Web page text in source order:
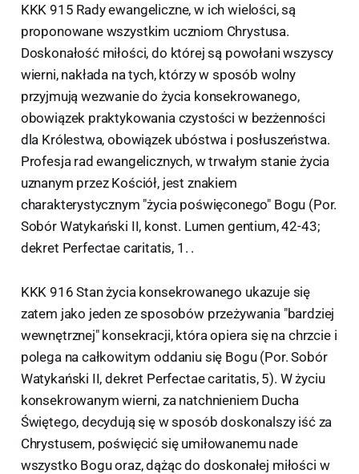
KKK 915 Rady ewangeliczne, w ich wielości, są
proponowane wszystkim uczniom Chrystusa.
Doskonałość miłości, do której są powołani wszyscy
wierni, nakłada na tych, którzy w sposób wolny
przyjmują wezwanie do życia konsekrowanego,
obowiązek praktykowania czystości w bezżenności
dla Królestwa, obowiązek ubóstwa i posłuszeństwa.
Profesja rad ewangelicznych, w trwałym stanie życia
uznanym przez Kościół, jest znakiem
charakterystycznym "życia poświęconego" Bogu (Por.
Sobór Watykański II, konst. Lumen gentium, 42-43;
dekret Perfectae caritatis, 1. .
KKK 916 Stan życia konsekrowanego ukazuje się
zatem jako jeden ze sposobów przeżywania "bardziej
wewnętrznej" konsekracji, która opiera się na chrzcie i
polega na całkowitym oddaniu się Bogu (Por. Sobór
Watykański II, dekret Perfectae caritatis, 5). W życiu
konsekrowanym wierni, za natchnieniem Ducha
Świętego, decydują się w sposób doskonalszy iść za
Chrystusem, poświęcić się umiłowanemu nade
wszystko Bogu oraz, dążąc do doskonałej miłości w